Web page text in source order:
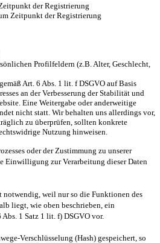
der Registrierung
Zeitpunkt der Registrierung
Profilfeldern (z.B. Alter, Geschlecht,
Art. 6 Abs. 1 lit. f DSGVO auf Basis
an der Verbesserung der Stabilität und
Eine Weitergabe oder anderweitige
nicht statt. Wir behalten uns allerdings vor,
zu überprüfen, sollten konkrete
Nutzung hinweisen.
oder der Zustimmung zu unserer
Einwilligung zur Verarbeitung dieser Daten
notwendig, weil nur so die Funktionen des
liegt, wie oben beschrieben, ein
1 Satz 1 lit. f) DSGVO vor.
Verschlüsselung (Hash) gespeichert, so